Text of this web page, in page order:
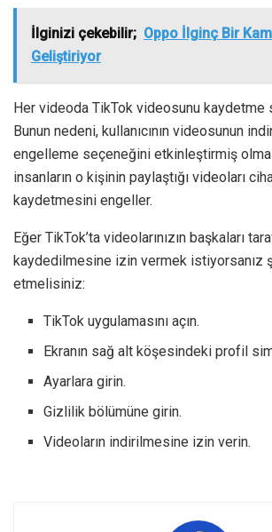
İlginizi çekebilir; Oppo İlginç Bir
Geliştiriyor
Her videoda TikTok videosunu kaydetme
Bunun nedeni, kullanıcının videosunun
engelleme seçeneğini etkinleştirmiş
insanların o kişinin paylaştığı videoları
kaydetmesini engeller.
Eğer TikTok’ta videolarınızın başkaları
kaydedilmesine izin vermek istiyorsanız
etmelisiniz:
TikTok uygulamasını açın.
Ekranın sağ alt köşesindeki profil
Ayarlara girin.
Gizlilik bölümüne girin.
Videoların indirilmesine izin verin.